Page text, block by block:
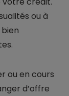
ou à
ou en cours
d’offre